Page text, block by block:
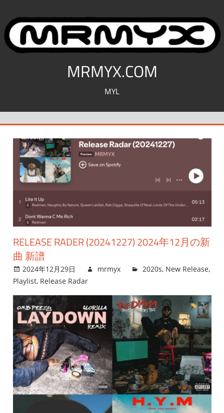
テ
ッ
MRMYX.COM
MYL
RELEASE RADER (20241227) 2024年12月の新
曲 新譜
2024年12月29日 mrmyx 2020s, New Release,
Playlist, Release Radar